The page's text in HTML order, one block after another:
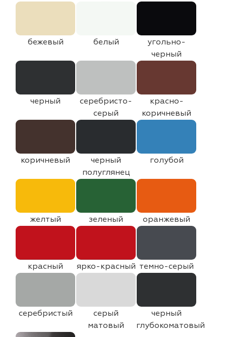
бежевый белый
угольно-
черный
черный
серебристо-
серый
красно-
коричневый
коричневый
черный
полуглянец
голубой
желтый зеленый оранжевый
красный ярко-красный темно-серый
серебристый
серый
матовый
черный
глубокоматовый